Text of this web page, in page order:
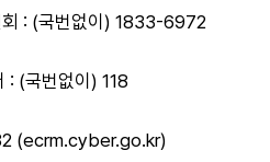
회 : (국번없이) 1833-6972
: (국번없이) 118
(ecrm.cyber.go.kr)